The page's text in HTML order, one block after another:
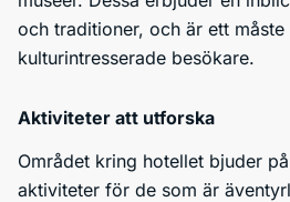
och traditioner, och är ett
kulturintresserade besökare.
Aktiviteter att utforska
Området kring hotellet bjuder
aktiviteter för de som är